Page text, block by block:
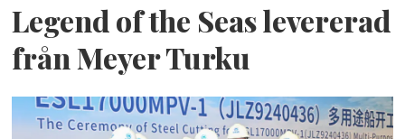
Legend of the Seas levererad
från Meyer Turku